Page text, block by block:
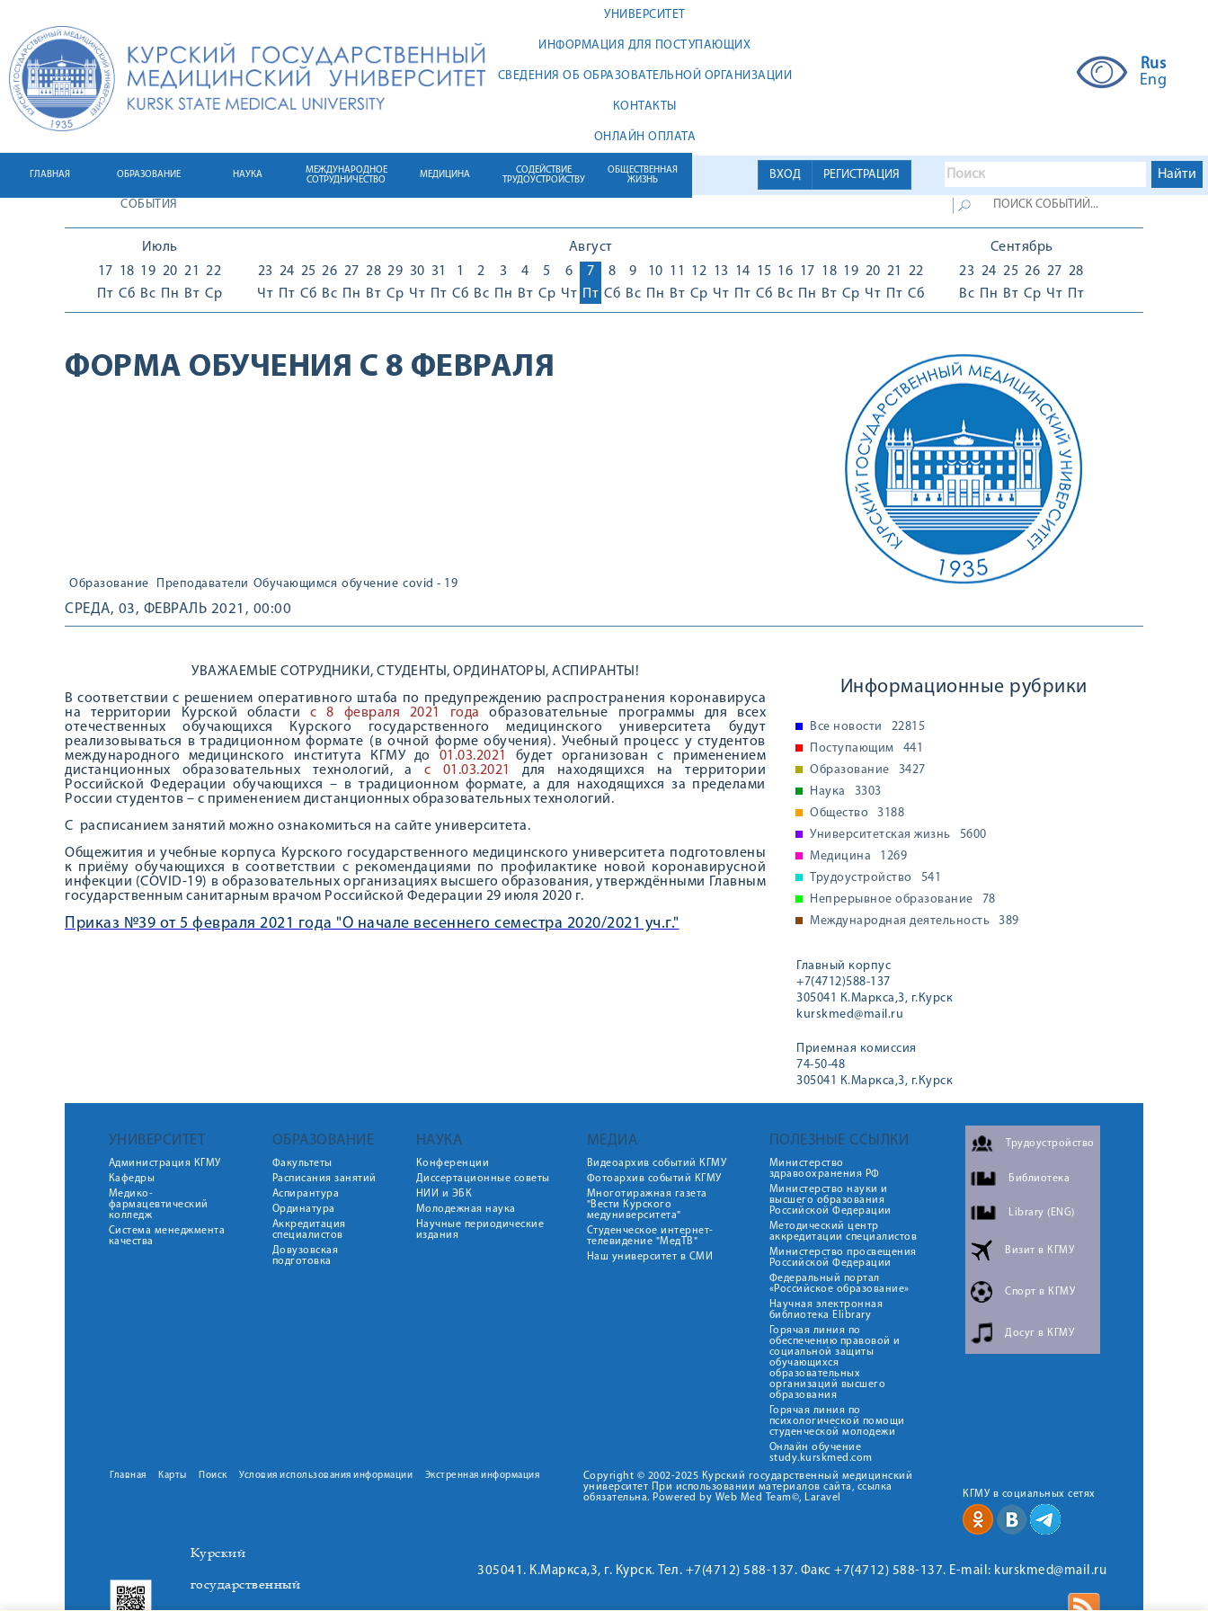
УНИВЕРСИТЕТ
ИНФОРМАЦИЯ ДЛЯ ПОСТУПАЮЩИХ
СВЕДЕНИЯ ОБ ОБРАЗОВАТЕЛЬНОЙ ОРГАНИЗАЦИИ
КОНТАКТЫ
ОНЛАЙН ОПЛАТА
Rus
Eng
ВХОД РЕГИСТРАЦИЯ
ГЛАВНАЯ ОБРАЗОВАНИЕ НАУКА
МЕЖДУНАРОДНОЕ
СОТРУДНИЧЕСТВО
МЕДИЦИНА
СОДЕЙСТВИЕ
ТРУДОУСТРОЙСТВУ
ОБЩЕСТВЕННАЯ
ЖИЗНЬ
СОБЫТИЯ
Июль
17
Пт
18
Сб
19
Вс
20
Пн
21
Вт
22
Ср
Август
23
Чт
24
Пт
25
Сб
26
Вс
27
Пн
28
Вт
29
Ср
30
Чт
31
Пт
1
Сб
2
Вс
3
Пн
4
Вт
5
Ср
6
Чт
7
Пт
8
Сб
9
Вс
10
Пн
11
Вт
12
Ср
13
Чт
14
Пт
15
Сб
16
Вс
17
Пн
18
Вт
19
Ср
20
Чт
21
Пт
22
Сб
Сентябрь
23
Вс
24
Пн
25
Вт
26
Ср
27
Чт
28
Пт
ФОРМА ОБУЧЕНИЯ С 8 ФЕВРАЛЯ
Образование Преподаватели Обучающимся обучение covid - 19
СРЕДА, 03, ФЕВРАЛЬ 2021, 00:00
УВАЖАЕМЫЕ СОТРУДНИКИ, СТУДЕНТЫ, ОРДИНАТОРЫ, АСПИРАНТЫ!
В соответствии с решением оперативного штаба по предупреждению распространения коронавируса
на территории Курской области с 8 февраля 2021 года образовательные программы для всех
отечественных обучающихся Курского государственного медицинского университета будут
реализовываться в традиционном формате (в очной форме обучения). Учебный процесс у студентов
международного медицинского института КГМУ до 01.03.2021
будет организован с применением
дистанционных образовательных технологий, ас 01.03.2021
для находящихся на территории
Российской Федерации обучающихся – в традиционном формате, а для находящихся за пределами
России студентов – с применением дистанционных образовательных технологий.
С расписанием занятий можно ознакомиться на сайте университета.
Общежития и учебные корпуса Курского государственного медицинского университета подготовлены
к приёму обучающихся в соответствии с рекомендациями по профилактике новой коронавирусной
инфекции (COVID-19) в образовательных организациях высшего образования, утверждёнными Главным
государственным санитарным врачом Российской Федерации 29 июля 2020 г.
Приказ №39 от 5 февраля 2021 года "О начале весеннего семестра 2020/2021 уч.г."
Информационные рубрики
Все новости
22815
Поступающим
441
Образование
3427
Наука
3303
Общество
3188
Университетская жизнь
5600
Медицина
1269
Трудоустройство
541
Непрерывное образование
78
Международная деятельность
389
Главный корпус
+7(4712)588-137
305041 К.Маркса,3, г.Курск
kurskmed@mail.ru
Приемная комиссия
74-50-48
305041 К.Маркса,3, г.Курск
УНИВЕРСИТЕТ
Администрация КГМУ
Кафедры
Медико-
фармацевтический
колледж
Система менеджмента
качества
ОБРАЗОВАНИЕ
Факультеты
Расписания занятий
Аспирантура
Ординатура
Аккредитация
специалистов
Довузовская
подготовка
НАУКА
Конференции
Диссертационные советы
НИИ и ЭБК
Молодежная наука
Научные периодические
издания
МЕДИА
Видеоархив событий КГМУ
Фотоархив событий КГМУ
Многотиражная газета
"Вести Курского
медуниверситета"
Студенческое интернет-
телевидение "МедТВ"
Наш университет в СМИ
ПОЛЕЗНЫЕ ССЫЛКИ
Министерство
здравоохранения РФ
Министерство науки и
высшего образования
Российской Федерации
Методический центр
аккредитации специалистов
Министерство просвещения
Российской Федерации
Федеральный портал
«Российское образование»
Научная электронная
библиотека Elibrary
Горячая линия по
обеспечению правовой и
социальной защиты
обучающихся
образовательных
организаций высшего
образования
Горячая линия по
психологической помощи
студенческой молодежи
Онлайн обучение
study.kurskmed.com
Трудоустройство
Библиотека
Library (ENG)
Визит в КГМУ
Спорт в КГМУ
Досуг в КГМУ
Главная Карты Поиск Условия использования информации Экстренная информация
Copyright © 2002-2025 Курский государственный медицинский
университет При использовании материалов сайта, ссылка
обязательна. Powered by Web Med Team©, Laravel
КГМУ в социальных сетях
Курский
государственный
305041. К.Маркса,3, г. Курск. Тел. +7(4712) 588-137. Факс +7(4712) 588-137. E-mail: kurskmed@mail.ru